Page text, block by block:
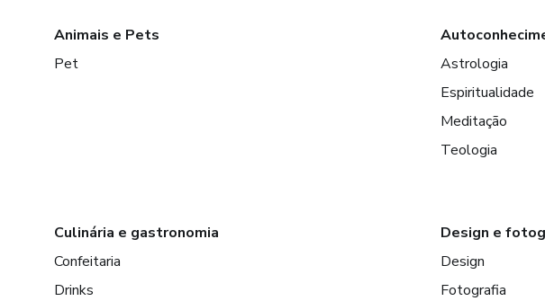
Animais e Pets
Pet
Astrologia
Espiritualidade
Meditação
Teologia
Culinária e gastronomia
Confeitaria
Drinks
Design e
Design
Fotografia